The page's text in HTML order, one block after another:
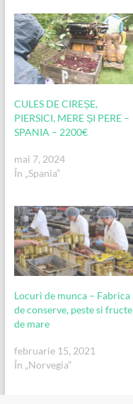
CULES DE CIREȘE,
PIERSICI, MERE ȘI PERE –
SPANIA – 2200€
mai 7, 2024
În „Spania”
Locuri de munca – Fabrica
de conserve, peste si fructe
de mare
februarie 15, 2021
În „Norvegia”